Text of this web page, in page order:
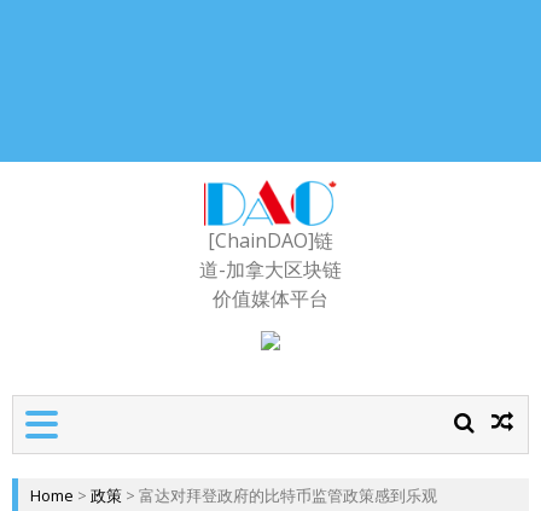
[ChainDAO]链
道-加拿大区块链
价值媒体平台
Home > 政策 > 富达对拜登政府的比特币监管政策感到乐观